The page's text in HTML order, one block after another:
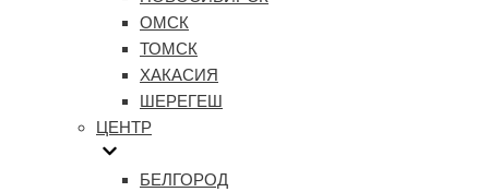
ОМСК
ТОМСК
ХАКАСИЯ
ШЕРЕГЕШ
ЦЕНТР
БЕЛГОРОД